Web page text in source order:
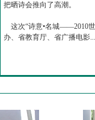
把晒诗会推向了高潮。
这次“诗意•名城——2010世
办、省教育厅、省广播电影